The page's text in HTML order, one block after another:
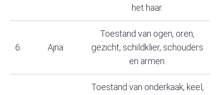
het haar.
6. Ajna
Toestand van ogen, oren,
gezicht, schildklier, schouders
en armen.
Toestand van onderkaak, keel,